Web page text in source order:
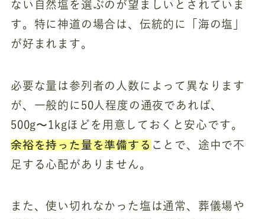
ない自然塩を選ぶのが望ましいとされていま
す。特に神道の場合は、伝統的に「海の塩」
が好まれます。
必要な量は参列者の人数によって異なります
が、一般的に50人程度の通夜であれば、
500g〜1kgほどを用意しておくと安心です。
余裕を持った量を準備することで、途中で不
足する心配がありません。
また、使い切れなかった塩は通常、葬儀場や